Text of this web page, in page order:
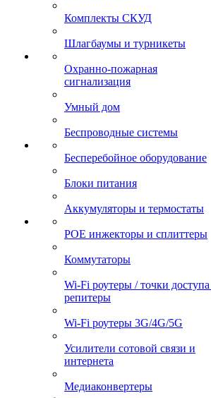
Комплекты СКУД
Шлагбаумы и турникеты
Охранно-пожарная
сигнализация
Умный дом
Беспроводные системы
Бесперебойное оборудование
Блоки питания
Аккумуляторы и термостаты
POE инжекторы и сплиттеры
Коммутаторы
Wi-Fi роутеры / точки
репитеры
Wi-Fi роутеры 3G/4G/5G
Усилители сотовой связи и
интернета
Медиаконвертеры